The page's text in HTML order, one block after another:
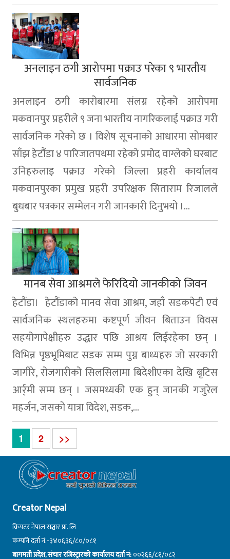
अनलाइन ठगी आरोपमा पक्राउ परेका ९ भारतीय
सार्वजनिक
अनलाइन ठगी कारोबारमा संलग्न रहेको आरोपमा
मकवानपुर प्रहरीले ९ जना भारतीय नागरिकलाई पक्राउ गरी
सार्वजनिक गरेको छ । विशेष सूचनाको आधारमा सोमबार
साँझ हेटौंडा ४ पारिजातपथमा रहेको प्रमोद वाग्लेको घरबाट
उनिहरुलाइ पक्राउ गरेको जिल्ला प्रहरी कार्यालय
मकवानपुरका प्रमुख प्रहरी उपरिक्षक सिताराम रिजालले
बुधबार पत्रकार सम्मेलन गरी जानकारी दिनुभयो ।...
मानब सेवा आश्रमले फेरिदियो जानकीको जिवन
हेटौंडा। हेटौंडाको मानव सेवा आश्रम, जहाँ सडकपेटी एवं
सार्वजनिक स्थलहरुमा कष्टपूर्ण जीवन बिताउन विवस
सहयोगापेक्षीहरु उद्धार पछि आश्रय लिईरहेका छन् ।
विभिन्न पृष्ठभूमिबाट सडक सम्म पुग्न बाध्यहरु जो सरकारी
जागीरे, रोजगारीको सिलसिलामा बिदेशीएका देखि बृटिस
आर्र्मी सम्म छन् । जसमध्यकी एक हुन् जानकी गजुरेल
महर्जन, जसको यात्रा विदेश, सडक,...
1 2 >>
Creator Nepal
क्रियटर नेपाल सञ्चार प्रा. लि
कम्पनि दर्ता नं.-३४०६३६/८०/०८१
बागमती प्रदेश, संचार रजिस्ट्रारको कार्यालय दर्ता नं:००२६६/८१/०८२